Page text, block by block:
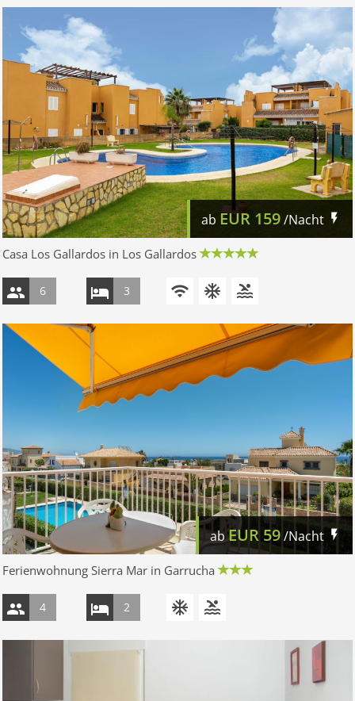
ab EUR 159/Nacht
Casa Los Gallardos in Los Gallardos
6 3
abEUR 59/Nacht
Ferienwohnung Sierra Mar in Garrucha
4 2